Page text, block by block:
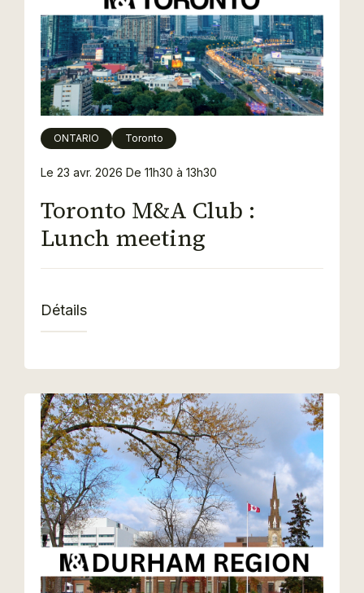
Toronto M&A Club :
Lunch meeting
Le 23 avr. 2026 De 11h30 à 13h30
ONTARIO Toronto
Détails